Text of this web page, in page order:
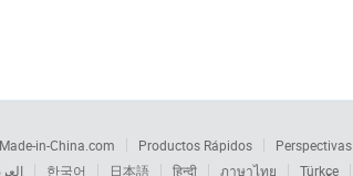
in-China.com Productos Rápidos
Perspectivas
한국어 日本語 हिन्दी ภาษาไทย Türkçe